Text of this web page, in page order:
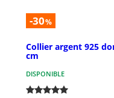
-30%
Collier argent 925
cm
DISPONIBLE